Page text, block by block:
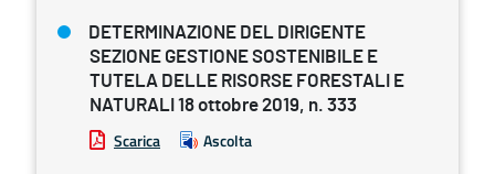
DETERMINAZIONE DEL DIRIGENTE
SEZIONE GESTIONE SOSTENIBILE E
TUTELA DELLE RISORSE FORESTALI E
NATURALI 18 ottobre 2019, n. 333
Scarica Ascolta